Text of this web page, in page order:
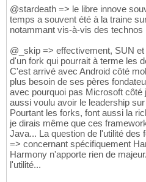
@stardeath => le libre innove
temps a souvent été à la traine
notammant vis-à-vis des technos
@_skip => effectivement, SUN
d'un fork qui pourrait à terme les
C'est arrivé avec Android côté
plus besoin de ses pères
avec pourquoi pas Microsoft côté
aussi voulu avoir le leadership
Pourtant les forks, font aussi la
je dirais même que ces
Java... La question de l'utilité des
=> concernant spécifiquement
Harmony n'apporte rien de
l'utilité...